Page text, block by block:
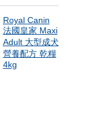
Royal Canin
法國皇家 Maxi
Adult 大型成犬
營養配方 乾糧
4kg